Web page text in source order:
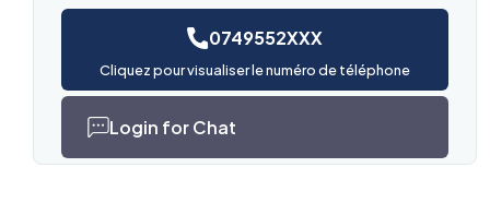
0749552XXX
Cliquez pour visualiser le numéro de téléphone
Login for Chat